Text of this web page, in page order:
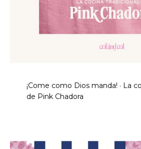
¡Come como Dios manda! · La
de Pink Chadora